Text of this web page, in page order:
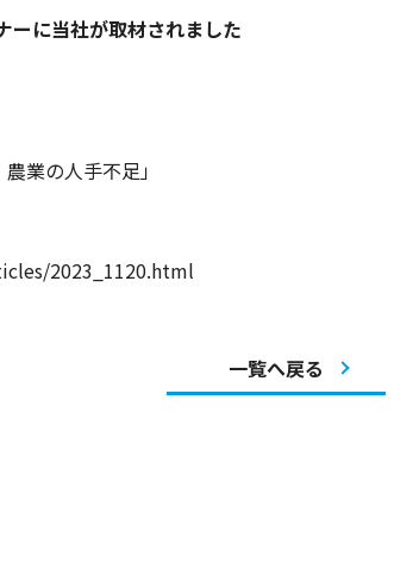
ーに当社が取材されました
業の人手不足」
2023_1120.html
一覧へ戻る